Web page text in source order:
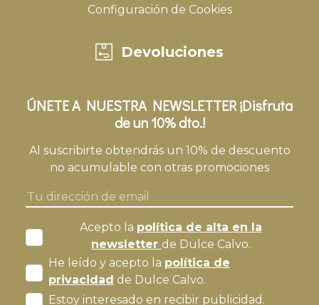
Configuración de Cookies
Devoluciones
ÚNETE A NUESTRA NEWSLETTER ¡Disfruta
de un 10% dto.!
Al suscribirte obtendrás un 10% de descuento
no acumulable con otras promociones
Acepto la política de alta en la
newsletter de Dulce Calvo.
He leído y acepto la política de
privacidad de Dulce Calvo.
Estoy interesado en recibir publicidad.